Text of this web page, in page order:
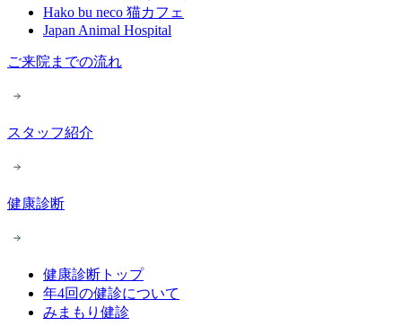
Hako bu neco 猫カフェ
Japan Animal Hospital
ご来院までの流れ
スタッフ紹介
健康診断
健康診断トップ
年4回の健診について
みまもり健診